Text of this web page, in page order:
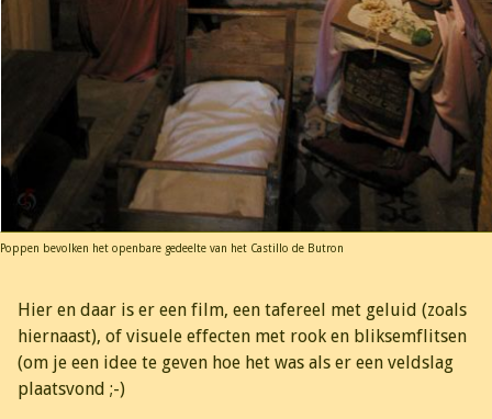
Poppen bevolken het openbare gedeelte van het Castillo de Butron
Hier en daar is er een film, een tafereel met geluid (zoals
hiernaast), of visuele effecten met rook en bliksemflitsen
(om je een idee te geven hoe het was als er een veldslag
plaatsvond ;-)